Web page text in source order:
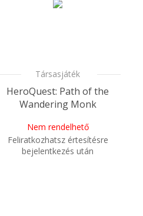
Társasjáték
HeroQuest: Path of the
Wandering Monk
Nem rendelhető
Feliratkozhatsz értesítésre
bejelentkezés után